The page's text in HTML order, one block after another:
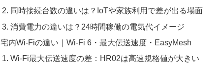
同時接続台数の違いは？IoTや家族利用で差が出る場面
消費電力の違いは？24時間稼働の電気代イメージ
宅内Wi-Fiの違い｜Wi-Fi 6・最大伝送速度・EasyMesh
Wi-Fi最大伝送速度の差：HR02は高速規格値が大きい